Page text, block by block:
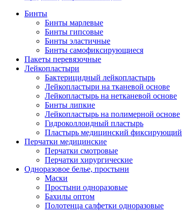
Бинты
Бинты марлевые
Бинты гипсовые
Бинты эластичные
Бинты самофиксирующиеся
Пакеты перевязочные
Лейкопластыри
Бактерицидный лейкопластырь
Лейкопластыри на тканевой основе
Лейкопластырь на нетканевой основе
Бинты липкие
Лейкопластырь на полимерной основе
Гидроколлоидный пластырь
Пластырь медицинский фиксирующий
Перчатки медицинские
Перчатки смотровые
Перчатки хирургические
Одноразовое белье, простыни
Маски
Простыни одноразовые
Бахилы оптом
Полотенца салфетки одноразовые